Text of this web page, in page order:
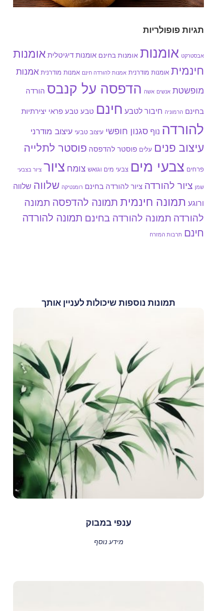
תגיות פופולריות
אבסטרקט אומנות אומנות בחינם אומנות דיגיטלית אומנות
חינמית אומנות מודרנית אמנות להורדה חינם אמנות מודרנית אמנות
מופשטת אנשים אשה הדפסה על קנבס הורדה
בחינם הרמוניה חיבור לטבע חינם טבע טבע פראי יצירתיות
להורדה נוף סגנון חופשי עיצוב טבעי עיצוב מודרני
עיצוב פנים עלים פוסטר להדפסה פוסטר לתלייה
פרחים צבעי מים צבעי מים וגואש צומח ציור ציור בצבעי
שמן ציור להורדה ציור להורדה בחינם רומנטיקה שלווה שלווה
ורוגע תמונה חינמית תמונה להדפסה תמונה
להורדה תמונה להורדה בחינם תמונה להורדה
חינם תרבות המזרח
תמונות נוספות שיכולות לעניין אותך
ענפי במבוק
מידע נוסף